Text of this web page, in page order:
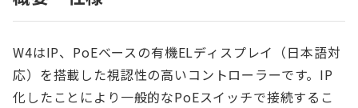
W4はIP、PoEベースの有機ELディスプレイ（日本語対
応）を搭載した視認性の高いコントローラーです。IP
化したことにより一般的なPoEスイッチで接続するこ